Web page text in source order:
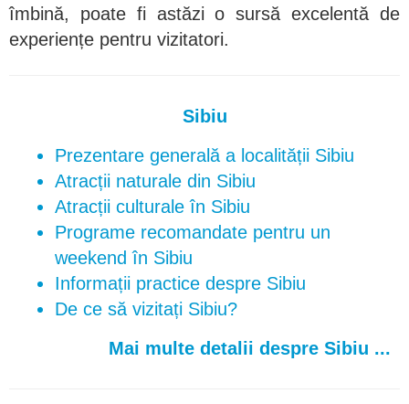
îmbină, poate fi astăzi o sursă excelentă de
experiențe pentru vizitatori.
Sibiu
Prezentare generală a localității Sibiu
Atracții naturale din Sibiu
Atracții culturale în Sibiu
Programe recomandate pentru un
weekend în Sibiu
Informații practice despre Sibiu
De ce să vizitați Sibiu?
Mai multe detalii despre Sibiu ...